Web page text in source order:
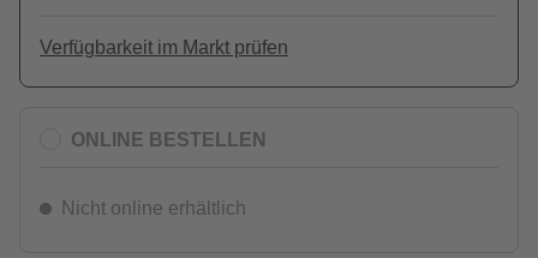
Verfügbarkeit im Markt prüfen
ONLINE BESTELLEN
Nicht online erhältlich